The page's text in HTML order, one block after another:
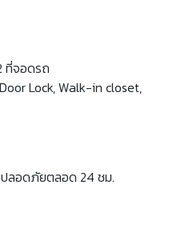
ที่จอดรถ
Lock, Walk-in closet,
ปลอดภัยตลอด 24 ชม.